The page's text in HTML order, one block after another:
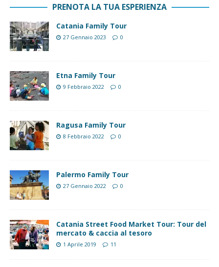
PRENOTA LA TUA ESPERIENZA
Catania Family Tour
27 Gennaio 2023 0
Etna Family Tour
9 Febbraio 2022 0
Ragusa Family Tour
8 Febbraio 2022 0
Palermo Family Tour
27 Gennaio 2022 0
Catania Street Food Market Tour: Tour del
mercato & caccia al tesoro
1 Aprile 2019 11